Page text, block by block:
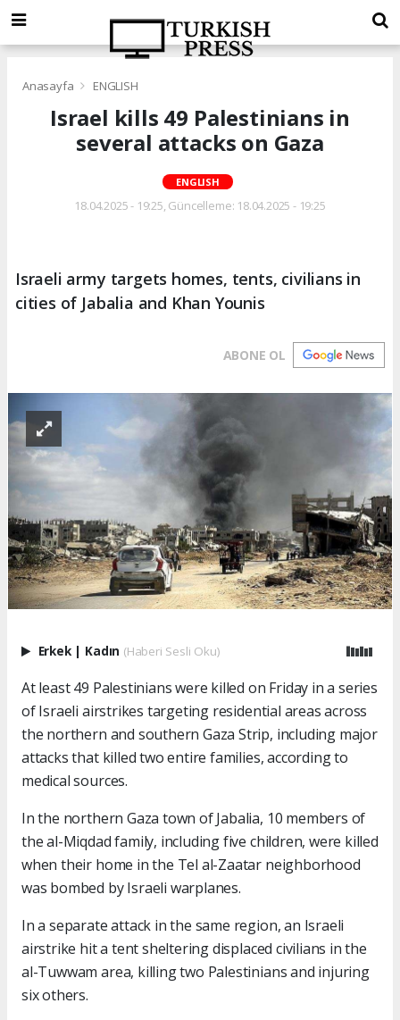
Anasayfa ENGLISH
Israel kills 49 Palestinians in
several attacks on Gaza
ENGLISH
18.04.2025 - 19:25, Güncelleme: 18.04.2025 - 19:25
Israeli army targets homes, tents, civilians in
cities of Jabalia and Khan Younis
ABONE OL
Erkek | Kadın (Haberi Sesli Oku)
At least 49 Palestinians were killed on Friday in a series
of Israeli airstrikes targeting residential areas across
the northern and southern Gaza Strip, including major
attacks that killed two entire families, according to
medical sources.
In the northern Gaza town of Jabalia, 10 members of
the al-Miqdad family, including five children, were killed
when their home in the Tel al-Zaatar neighborhood
was bombed by Israeli warplanes.
In a separate attack in the same region, an Israeli
airstrike hit a tent sheltering displaced civilians in the
al-Tuwwam area, killing two Palestinians and injuring
six others.